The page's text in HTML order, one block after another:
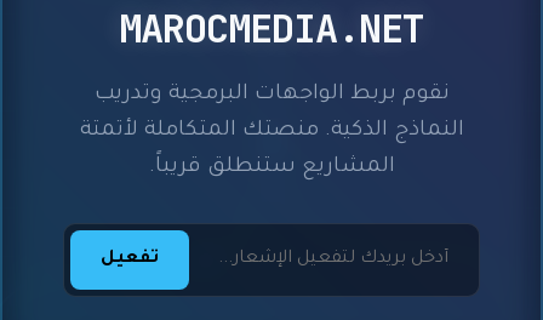
MAROCMEDIA.NET
نقوم بربط الواجهات البرمجية وتدريب
النماذج الذكية. منصتك المتكاملة لأتمتة
المشاريع ستنطلق قريباً.
تفعيل